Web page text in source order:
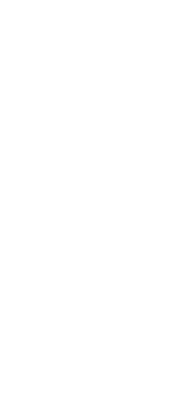
podden
avsnittet:
i studion är våra
Christoffer Svärd
som svarar på frågor
podcast “Mellan
skatt. Vi
inom kapitalmarknad,
senaste nyheterna
på att lyssna på
om skatt?